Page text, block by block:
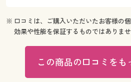
※ 口コミは、ご購入いただいたお客様の
効果や性能を保証するものではありませ
この商品の口コミをも